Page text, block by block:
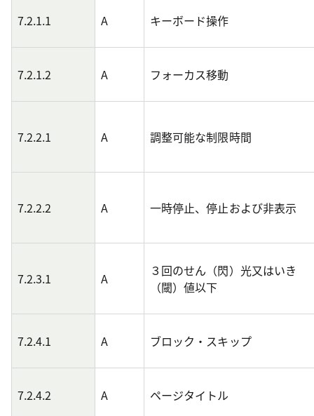
7.2.1.1 A キーボード操作
7.2.1.2 A フォーカス移動
7.2.2.1 A 調整可能な制限時間
7.2.2.2 A 一時停止、停止および非表示
7.2.3.1 A
３回のせん（閃）光又はいき
（閾）値以下
7.2.4.1 A ブロック・スキップ
7.2.4.2 A ページタイトル